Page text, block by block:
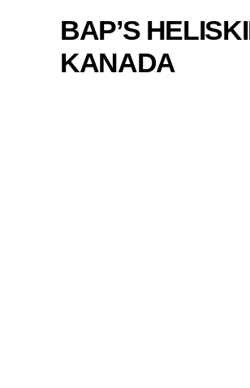
BAP’S
KANADA